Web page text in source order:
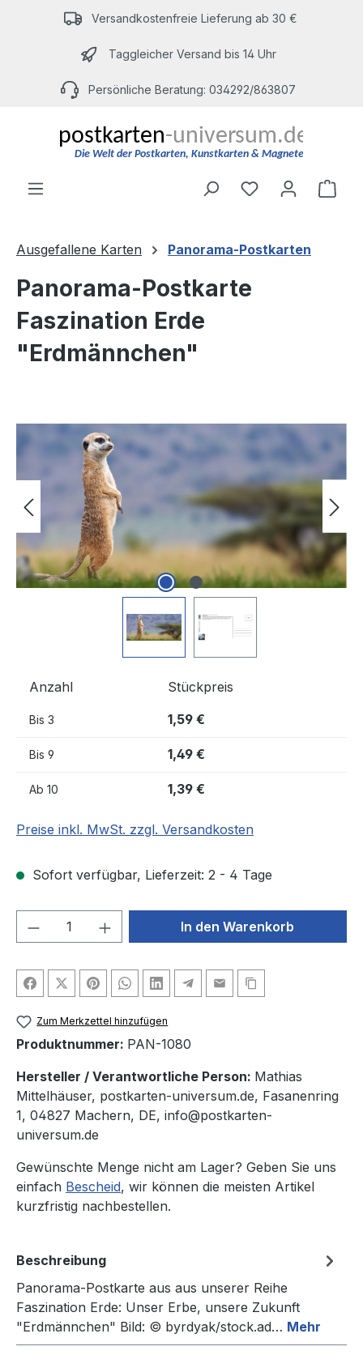
Zum Hauptinhalt springenVersandkostenfreie Lieferung ab 30 €
Taggleicher Versand bis 14 Uhr
Persönliche Beratung: 034292/863807
Du hast 0
Ausgefallene Karten Panorama-Postkarten
Panorama-Postkarte
Faszination Erde
"Erdmännchen"
Bildergalerie überspringen
Anzahl Stückpreis
Bis 3 1,59 €
Bis 9 1,49 €
Ab 10 1,39 €
Preise inkl. MwSt. zzgl. Versandkosten
Sofort verfügbar, Lieferzeit: 2 - 4 Tage
Produkt Anzahl: Gib denIn den Warenkorb
Zum Merkzettel hinzufügen
Produktnummer: PAN-1080
Hersteller / Verantwortliche Person: Mathias
Mittelhäuser, postkarten-universum.de, Fasanenring
1, 04827 Machern, DE, info@postkarten-
universum.de
Gewünschte Menge nicht am Lager? Geben Sie uns
einfach Bescheid, wir können die meisten Artikel
kurzfristig nachbestellen.
Beschreibung
Panorama-Postkarte aus aus unserer Reihe
Faszination Erde: Unser Erbe, unsere Zukunft
"Erdmännchen" Bild: © byrdyak/stock.ad… Mehr